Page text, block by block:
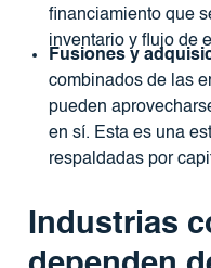
financiamiento que
inventario y flujo de
Fusiones y
combinados de las
pueden
en sí. Esta es una
respaldadas por
Industrias